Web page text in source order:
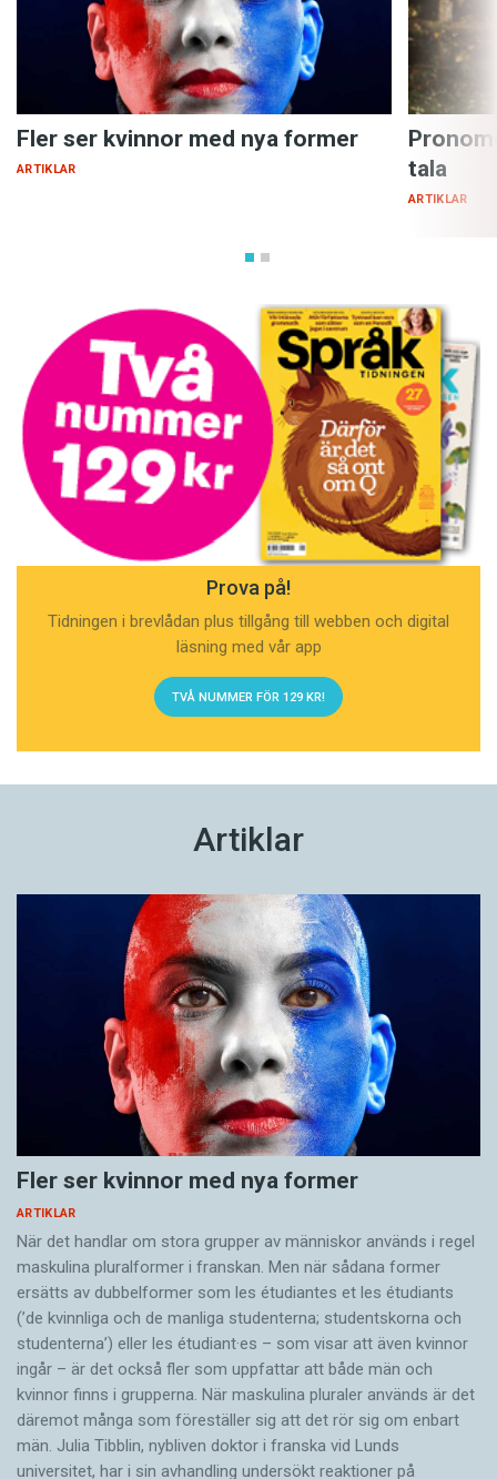
Fler ser kvinnor med nya former
ARTIKLAR
tala
ARTIKLAR
Prova på!
Tidningen i brevlådan plus tillgång till webben och digital
läsning med vår app
TVÅ NUMMER FÖR 129 KR!
Artiklar
Fler ser kvinnor med nya former
ARTIKLAR
När det handlar om stora grupper av människor används i regel
maskulina pluralformer i franskan. Men när sådana ­former
ersätts av dubbel­former som les étudiantes et les étudiants
(’de kvinnliga och de manliga studenterna; studentskorna och
studenterna’) eller les étudiant·es – som visar att även kvinnor
ingår – är det också fler som uppfattar att både män och
kvinnor finns i grupperna. När maskulina pluraler används är det
där­emot många som föreställer sig att det rör sig om enbart
män. Julia Tibblin, nybliven doktor i franska vid Lunds
universitet, har i sin avhandling undersökt reaktioner på